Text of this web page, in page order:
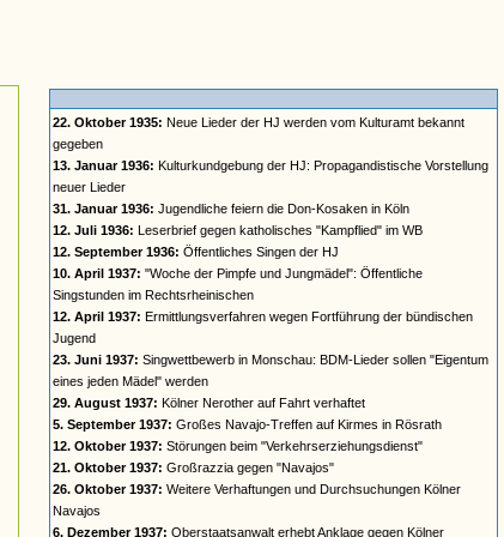
22. Oktober 1935: Neue Lieder der HJ werden vom Kulturamt bekannt
gegeben
13. Januar 1936: Kulturkundgebung der HJ: Propagandistische Vorstellung
neuer Lieder
31. Januar 1936: Jugendliche feiern die Don-Kosaken in Köln
12. Juli 1936: Leserbrief gegen katholisches "Kampflied" im WB
12. September 1936: Öffentliches Singen der HJ
10. April 1937: "Woche der Pimpfe und Jungmädel": Öffentliche
Singstunden im Rechtsrheinischen
12. April 1937: Ermittlungsverfahren wegen Fortführung der bündischen
Jugend
23. Juni 1937: Singwettbewerb in Monschau: BDM-Lieder sollen "Eigentum
eines jeden Mädel" werden
29. August 1937: Kölner Nerother auf Fahrt verhaftet
5. September 1937: Großes Navajo-Treffen auf Kirmes in Rösrath
12. Oktober 1937: Störungen beim "Verkehrserziehungsdienst"
21. Oktober 1937: Großrazzia gegen "Navajos"
26. Oktober 1937: Weitere Verhaftungen und Durchsuchungen Kölner
Navajos
6. Dezember 1937: Oberstaatsanwalt erhebt Anklage gegen Kölner